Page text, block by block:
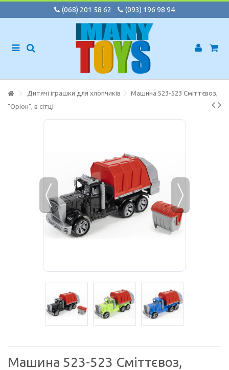
(068) 201 58 62 (093) 196 98 94
Дитячі іграшки для хлопчиків
Машина 523-523 Сміттєвоз,
"Оріон", в сітці
Машина 523-523 Сміттєвоз,